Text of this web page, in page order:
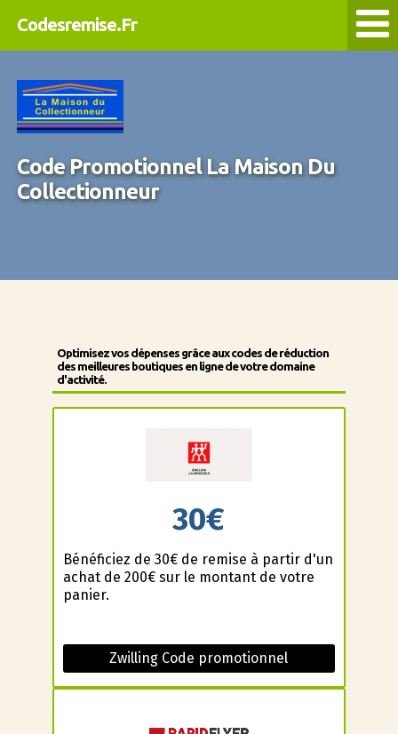
Codesremise.Fr
Code Promotionnel La Maison Du
Collectionneur
Optimisez vos dépenses grâce aux codes de réduction
des meilleures boutiques en ligne de votre domaine
d'activité.
30€
Bénéficiez de 30€ de remise à partir d'un
achat de 200€ sur le montant de votre
panier.
Zwilling Code promotionnel